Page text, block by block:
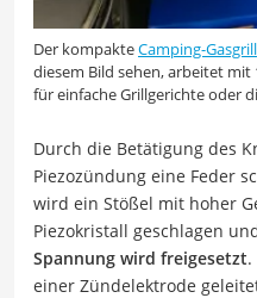
Der kompakteCamping-Gasgrill
diesem Bild sehen, arbeitet mit
für einfache Grillgerichte oder
Durch die Betätigung des
Piezozündung eine Feder
wird ein Stößel mit hoher
Piezokristall geschlagen
Spannung wird freigesetzt
einer Zündelektrode